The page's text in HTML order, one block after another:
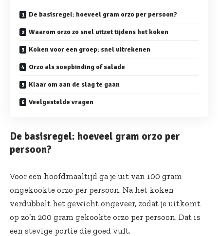
De basisregel: hoeveel gram orzo per persoon?
Waarom orzo zo snel uitzet tijdens het koken
Koken voor een groep: snel uitrekenen
Orzo als soepbinding of salade
Klaar om aan de slag te gaan
Veelgestelde vragen
De basisregel: hoeveel gram orzo per
persoon?
Voor een hoofdmaaltijd ga je uit van 100 gram
ongekookte orzo per persoon. Na het koken
verdubbelt het gewicht ongeveer, zodat je uitkomt
op zo’n 200 gram gekookte orzo per persoon. Dat is
een stevige portie die goed vult.